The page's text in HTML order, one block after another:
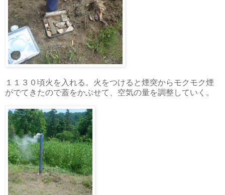
１１３０頃火を入れる。火をつけると煙突からモクモク煙
がでてきたので蓋をかぶせて、空気の量を調整していく。